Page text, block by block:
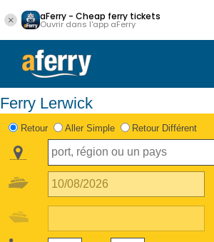
aFerry - Cheap ferry tickets
Ouvrir dans l'app aFerry
Ferry Lerwick
Retour Aller Simple Retour Différent